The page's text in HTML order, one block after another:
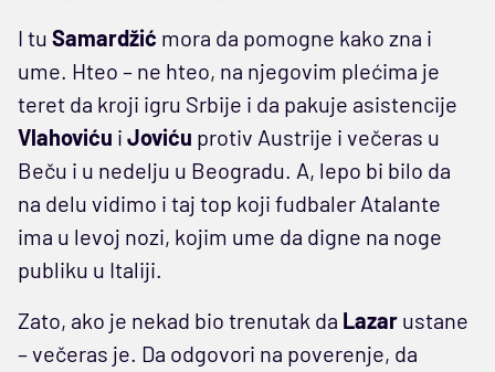
I tu Samardžić mora da pomogne kako zna i
ume. Hteo – ne hteo, na njegovim plećima je
teret da kroji igru Srbije i da pakuje asistencije
Vlahoviću i Joviću protiv Austrije i večeras u
Beču i u nedelju u Beogradu. A, lepo bi bilo da
na delu vidimo i taj top koji fudbaler Atalante
ima u levoj nozi, kojim ume da digne na noge
publiku u Italiji.
Zato, ako je nekad bio trenutak da Lazar ustane
– večeras je. Da odgovori na poverenje, da